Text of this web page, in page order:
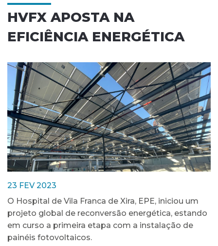
HVFX APOSTA NA
EFICIÊNCIA ENERGÉTICA
23 FEV 2023
O Hospital de Vila Franca de Xira, EPE, iniciou um
projeto global de reconversão energética, estando
em curso a primeira etapa com a instalação de
painéis fotovoltaicos.